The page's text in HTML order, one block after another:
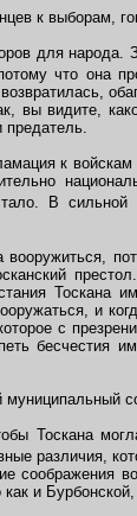
к выборам,
для народа.
что она
вы видите,
предатель.
к войскам
В сильной
и
с
бесчестия
Тоскана
различия,
и